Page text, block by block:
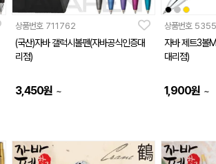
상품번호 711762
(국산)자바 갤럭시볼펜(자바공식인증대
리점)
3,450원 ~
상품번호
자바 제트3볼
대리점)
1,900원 ~